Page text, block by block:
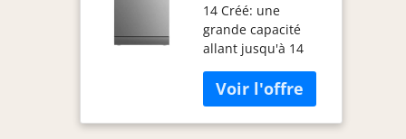
60 cm Bolero
Aguazero 6600
Inox, Faible
Consommation,
14 Couverts, 8
Programmes,
44 Db avec
14 Créé: une
grande capacité
allant jusqu'à 14
couverts afin que
vous puissiez laver
tout ce dont vous
avez besoin est la